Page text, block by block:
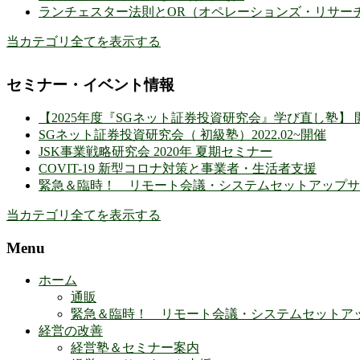
ランチェスター法則とOR（オペレーションズ・リサー
当カテゴリ全てを表示する
セミナー・イベント情報
【2025年度『SGネット証券投資研究会』学び直し塾】
SGネット証券投資研究会（ 初級塾）2022.02~開催
JSK事業戦略研究会 2020年 夏期セミナー
COVIT-19 新型コロナ対策と事業者・生活者支援
緊急＆臨時！ リモート会議・システムセットアップサ
当カテゴリ全てを表示する
Menu
ホーム
通販
緊急＆臨時！ リモート会議・システムセットア
経営の改善
経営塾＆セミナー案内